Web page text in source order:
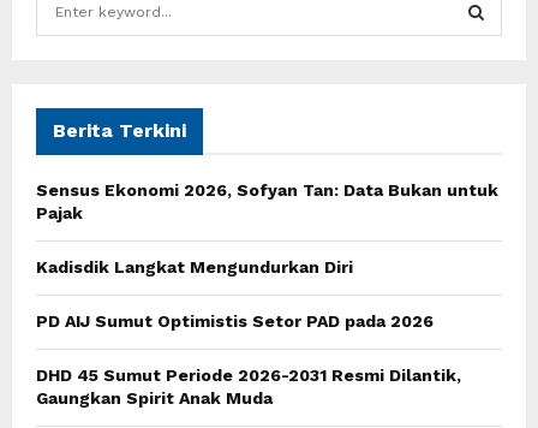
f
r
H
Berita Terkini
Sensus Ekonomi 2026, Sofyan Tan: Data Bukan untuk
Pajak
Kadisdik Langkat Mengundurkan Diri
PD AIJ Sumut Optimistis Setor PAD pada 2026
DHD 45 Sumut Periode 2026-2031 Resmi Dilantik,
Gaungkan Spirit Anak Muda